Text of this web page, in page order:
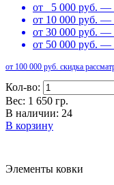
от 5 000 руб.
от 10 000 руб.
от 30 000 руб.
от 50 000 руб. —
от 100 000 руб. скидка
Кол-во:
Вес: 1 650 гр.
В наличии: 24
В корзину
Элементы ковки